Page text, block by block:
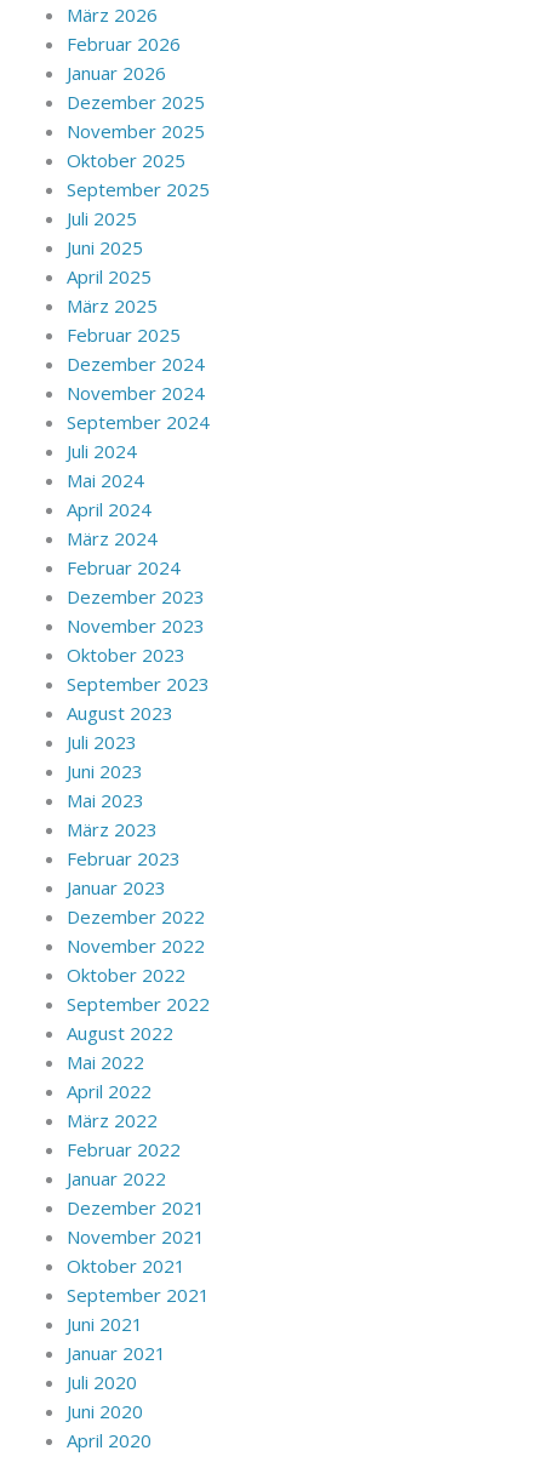
März 2026
Februar 2026
Januar 2026
Dezember 2025
November 2025
Oktober 2025
September 2025
Juli 2025
Juni 2025
April 2025
März 2025
Februar 2025
Dezember 2024
November 2024
September 2024
Juli 2024
Mai 2024
April 2024
März 2024
Februar 2024
Dezember 2023
November 2023
Oktober 2023
September 2023
August 2023
Juli 2023
Juni 2023
Mai 2023
März 2023
Februar 2023
Januar 2023
Dezember 2022
November 2022
Oktober 2022
September 2022
August 2022
Mai 2022
April 2022
März 2022
Februar 2022
Januar 2022
Dezember 2021
November 2021
Oktober 2021
September 2021
Juni 2021
Januar 2021
Juli 2020
Juni 2020
April 2020